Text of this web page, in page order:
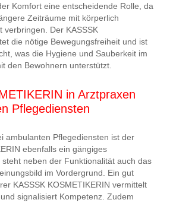
Komfort eine entscheidende Rolle, da
Zeiträume mit körperlich
verbringen. Der KASSSK
die nötige Bewegungsfreiheit und ist
was die Hygiene und Sauberkeit im
den Bewohnern unterstützt.
in Arztpraxen
Pflegediensten
ambulanten Pflegediensten ist der
ebenfalls ein gängiges
steht neben der Funktionalität auch das
im Vordergrund. Ein gut
KASSSK KOSMETIKERIN vermittelt
signalisiert Kompetenz. Zudem